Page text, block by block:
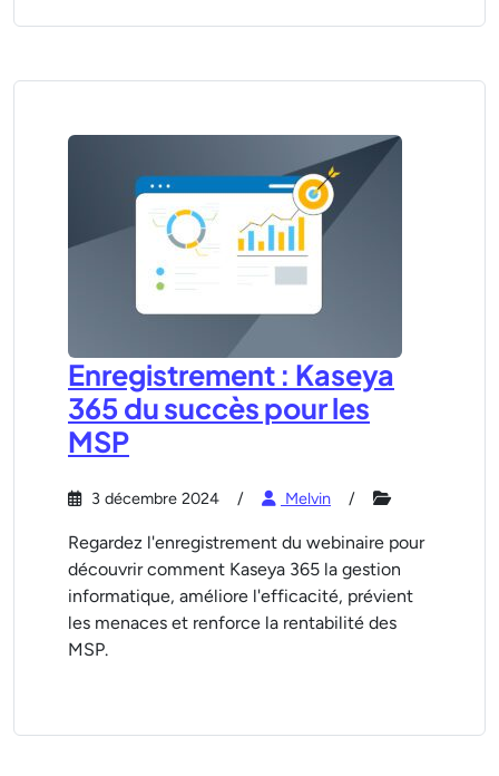
Enregistrement : Kaseya
365 du succès pour les
MSP
3 décembre 2024 Melvin
Regardez l'enregistrement du webinaire pour
découvrir comment Kaseya 365 la gestion
informatique, améliore l'efficacité, prévient
les menaces et renforce la rentabilité des
MSP.